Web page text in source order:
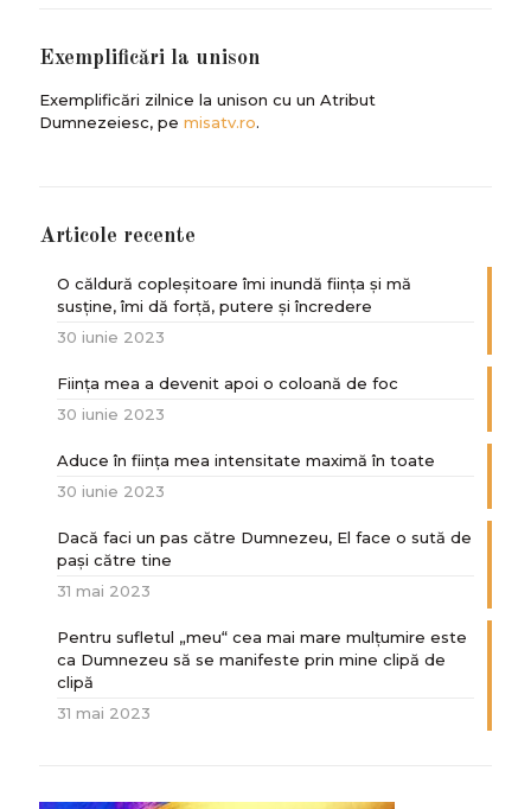
Exemplificări la unison
Exemplificări zilnice la unison cu un Atribut
Dumnezeiesc, pe misatv.ro.
Articole recente
O căldură copleșitoare îmi inundă ființa și mă
susține, îmi dă forță, putere și încredere
30 iunie 2023
Ființa mea a devenit apoi o coloană de foc
30 iunie 2023
Aduce în ființa mea intensitate maximă în toate
30 iunie 2023
Dacă faci un pas către Dumnezeu, El face o sută de
paşi către tine
31 mai 2023
Pentru sufletul „meu“ cea mai mare mulțumire este
ca Dumnezeu să se manifeste prin mine clipă de
clipă
31 mai 2023